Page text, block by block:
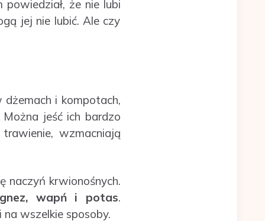
powiedział, że nie lubi
jej nie lubić. Ale czy
i kompotach,
jeść ich bardzo
wzmacniają
naczyń krwionośnych.
wapń i potas.
wszelkie sposoby.